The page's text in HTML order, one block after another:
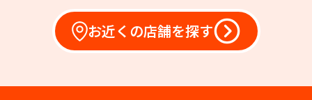
お近くの店舗を探す